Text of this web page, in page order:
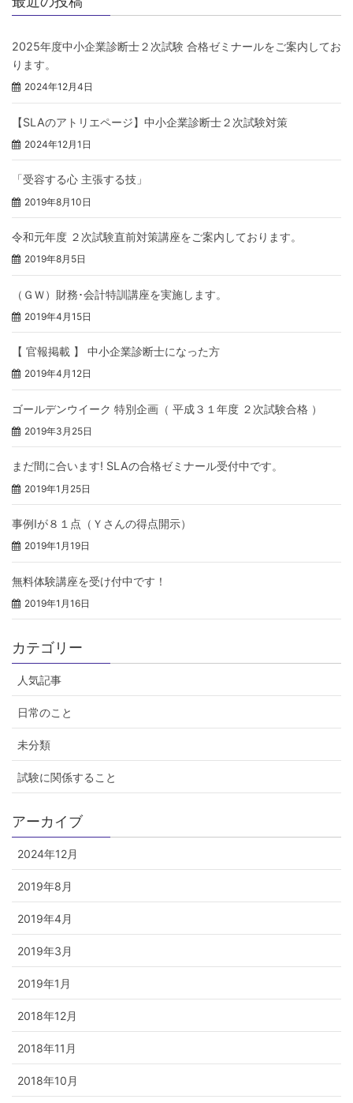
2025年度中小企業診断士２次試験 合格ゼミナールをご案内してお
ります。
2024年12月4日
【SLAのアトリエページ】中小企業診断士２次試験対策
2024年12月1日
「受容する心 主張する技」
2019年8月10日
令和元年度 ２次試験直前対策講座をご案内しております。
2019年8月5日
（ＧＷ）財務･会計特訓講座を実施します。
2019年4月15日
【 官報掲載 】 中小企業診断士になった方
2019年4月12日
ゴールデンウイーク 特別企画（ 平成３１年度 ２次試験合格 ）
2019年3月25日
まだ間に合います! SLAの合格ゼミナール受付中です。
2019年1月25日
事例Ⅰが８１点（Ｙさんの得点開示）
2019年1月19日
無料体験講座を受け付中です！
2019年1月16日
カテゴリー
人気記事
日常のこと
未分類
試験に関係すること
アーカイブ
2024年12月
2019年8月
2019年4月
2019年3月
2019年1月
2018年12月
2018年11月
2018年10月